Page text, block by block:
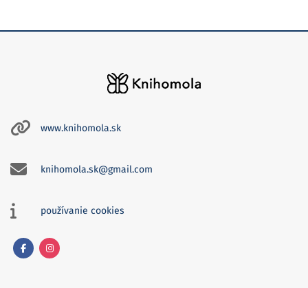
www.knihomola.sk
knihomola.sk@gmail.com
používanie cookies